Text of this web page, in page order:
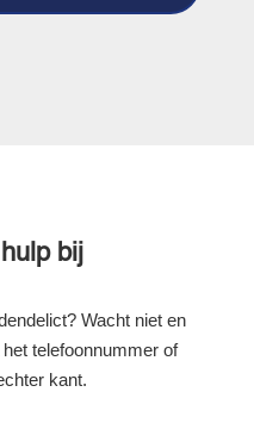
bij
Wacht niet en
telefoonnummer of
kant.